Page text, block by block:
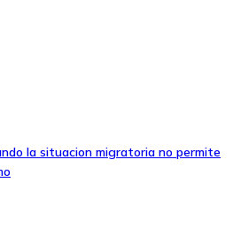
la situacion migratoria no permite